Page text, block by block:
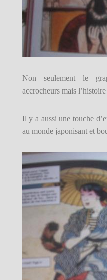
Non seulement le
accrocheurs mais
Il y a aussi une touche
au monde japonisant et